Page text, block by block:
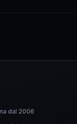
dal 2006